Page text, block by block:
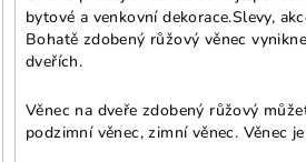
bytové a venkovní dekorace.Slevy,
Bohatě zdobený růžový věnec
dveřích.
Věnec na dveře zdobený růžový
podzimní věnec, zimní věnec. Věnec